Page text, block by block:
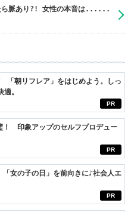
ら脈あり?! 女性の本音は......
PR
「朝リフレア」をはじめよう。しっ
。
PR
！ 印象アップのセルフプロデュー
PR
「女の子の日」を前向きに♪社会人エ